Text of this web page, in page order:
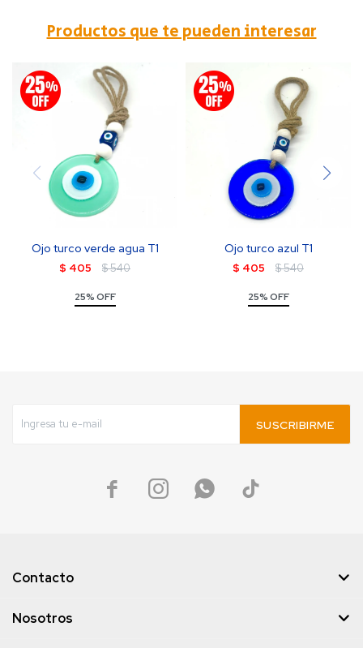
Productos que te pueden interesar
Ojo turco verde agua T1
$ 405 $540
25% OFF
Ojo turco azul T1
$ 405 $540
25% OFF
SUSCRIBIRME
   
Contacto
Nosotros